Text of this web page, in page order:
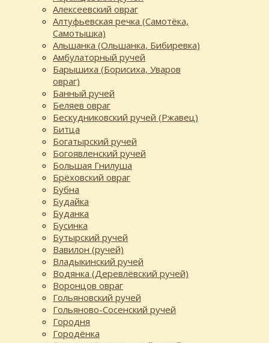
Алексеевский овраг
Алтуфьевская речка (Самотёка,
Самотышка)
Альшанка (Ольшанка, Бибиревка)
Амбулаторный ручей
Барышиха (Борисиха, Уваров
овраг)
Банный ручей
Беляев овраг
Бескудниковский ручей (Ржавец)
Битца
Богатырский ручей
Богоявленский ручей
Большая Гнилуша
Брёховский овраг
Бубна
Будайка
Буданка
Бусинка
Бутырский ручей
Вавилон (ручей)
Владыкинский ручей
Водянка (Деревлёвский ручей)
Воронцов овраг
Гольяновский ручей
Гольяново-Сосенский ручей
Городня
Городёнка